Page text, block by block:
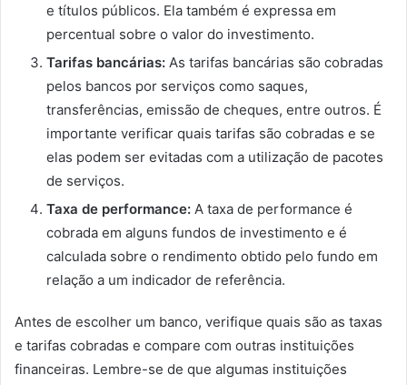
e títulos públicos. Ela também é expressa em
percentual sobre o valor do investimento.
Tarifas bancárias: As tarifas bancárias são cobradas
pelos bancos por serviços como saques,
transferências, emissão de cheques, entre outros. É
importante verificar quais tarifas são cobradas e se
elas podem ser evitadas com a utilização de pacotes
de serviços.
Taxa de performance: A taxa de performance é
cobrada em alguns fundos de investimento e é
calculada sobre o rendimento obtido pelo fundo em
relação a um indicador de referência.
Antes de escolher um banco, verifique quais são as taxas
e tarifas cobradas e compare com outras instituições
financeiras. Lembre-se de que algumas instituições